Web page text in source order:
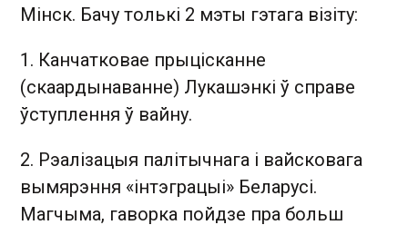
Мінск. Бачу толькі 2 мэты гэтага візіту:
1. Канчатковае прыцісканне
(скаардынаванне) Лукашэнкі ў справе
ўступлення ў вайну.
2. Рэалізацыя палітычнага і вайсковага
вымярэння «інтэграцыі» Беларусі.
Магчыма, гаворка пойдзе пра больш